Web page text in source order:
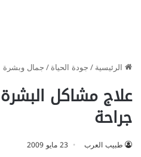
الرئيسية/جودة الحياة/جمال وبشرة
علاج مشاكل
جراحة
طبيب العرب 23 مايو 2009